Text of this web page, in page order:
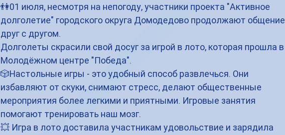
👫01 июля, несмотря на непогоду, участники проекта "Активное
долголетие" городского округа Домодедово продолжают общение
друг с другом.
Долголеты скрасили свой досуг за игрой в лото, которая прошла в
Молодёжном центре "Победа".
🎲Настольные игры - это удобный способ развлечься. Они
избавляют от скуки, снимают стресс, делают общественные
мероприятия более легкими и приятными. Игровые занятия
помогают тренировать наш мозг.
💥 Игра в лото доставила участникам удовольствие и зарядила